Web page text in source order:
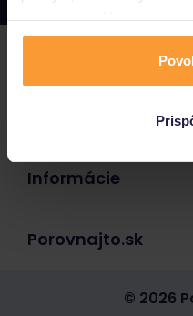
na to svoj súhlas.
Informácie
Porovnajto.sk
© 2026